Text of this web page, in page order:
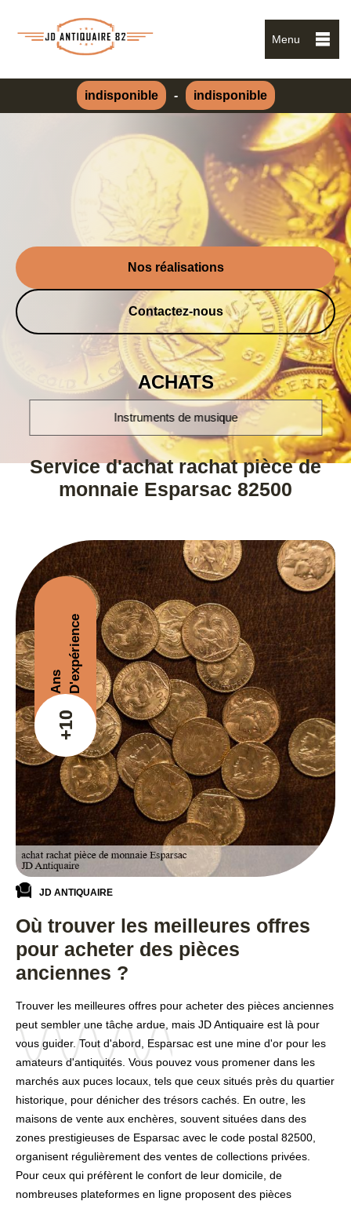
Menu
indisponible - indisponible
Nos réalisations
Contactez-nous
ACHATS
montres poignet et à gousset
Service d'achat rachat pièce de
monnaie Esparsac 82500
+10
Ans D'expérience
JD ANTIQUAIRE
Où trouver les meilleures offres
pour acheter des pièces
anciennes ?
Trouver les meilleures offres pour acheter des pièces anciennes
peut sembler une tâche ardue, mais JD Antiquaire est là pour
vous guider. Tout d'abord, Esparsac est une mine d'or pour les
amateurs d'antiquités. Vous pouvez vous promener dans les
marchés aux puces locaux, tels que ceux situés près du quartier
historique, pour dénicher des trésors cachés. En outre, les
maisons de vente aux enchères, souvent situées dans des
zones prestigieuses de Esparsac avec le code postal 82500,
organisent régulièrement des ventes de collections privées.
Pour ceux qui préfèrent le confort de leur domicile, de
nombreuses plateformes en ligne proposent des pièces